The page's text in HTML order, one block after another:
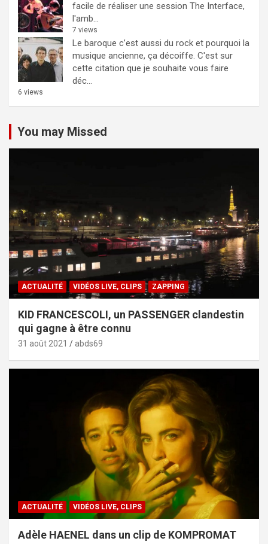
facile de réaliser une session The Interface,
l'amb...
7 views
Le baroque c’est aussi du rock et pourquoi la
musique ancienne, ça décoiffe. C'est sur
cette citation que je souhaite vous faire
déc...
6 views
You may Missed
ACTUALITÉ VIDÉOS LIVE, CLIPS ZAPPING
KID FRANCESCOLI, un PASSENGER clandestin
qui gagne à être connu
31 août 2021 abds69
ACTUALITÉ VIDÉOS LIVE, CLIPS
Adèle HAENEL dans un clip de KOMPROMAT